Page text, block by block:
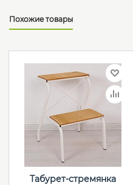
Похожие товары
Табурет-стремянка